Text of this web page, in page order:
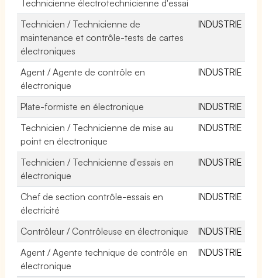
Technicienne électrotechnicienne d'essai
Technicien / Technicienne de
maintenance et contrôle-tests de cartes
électroniques
INDUSTRIE
Agent / Agente de contrôle en
électronique
INDUSTRIE
Plate-formiste en électronique
INDUSTRIE
Technicien / Technicienne de mise au
point en électronique
INDUSTRIE
Technicien / Technicienne d'essais en
électronique
INDUSTRIE
Chef de section contrôle-essais en
électricité
INDUSTRIE
Contrôleur / Contrôleuse en électronique
INDUSTRIE
Agent / Agente technique de contrôle en
électronique
INDUSTRIE